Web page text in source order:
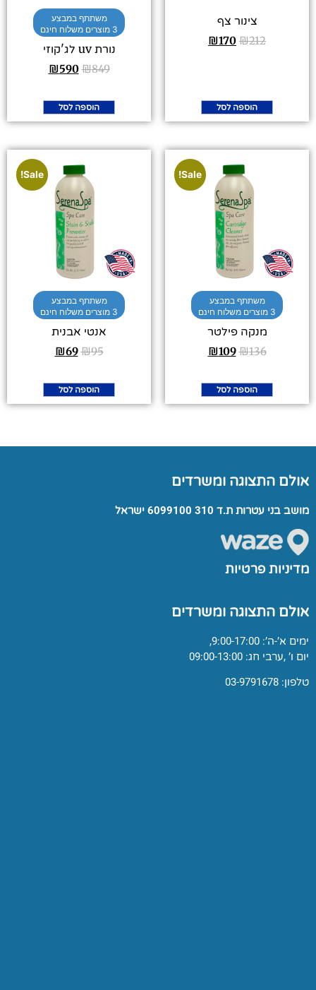
צינור צף
₪212
₪170
הוספה לסל
משתתף במבצע
3 מוצרים משלוח חינם
נורת uv לג'קוזי
₪849
₪590
הוספה לסל
Sale!
משתתף במבצע
3 מוצרים משלוח חינם
מנקה פילטר
₪136
₪109
הוספה לסל
Sale!
משתתף במבצע
3 מוצרים משלוח חינם
אנטי אבנית
₪95
₪69
הוספה לסל
אולם התצוגה ומשרדים
מושב בני עטרות ת.ד 310 6099100 ישראל
מדיניות פרטיות
אולם התצוגה ומשרדים
ימים א’-ה’: 9:00-17:00,
יום ו’ ,ערבי חג: 09:00-13:00
טלפון: 03-9791678